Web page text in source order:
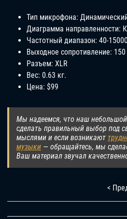
Тип микрофона:
Диаграмма направленности:
Частотный диапазон: 40-
Выходное сопротивление:
Разъем: XLR
Вес: 0.63 кг.
Цена: $99
Мы надеемся, что наш
сделать правильный выбор под
мыслями и если возникают
музыки — обращайтесь, мы
Ваш материал звучал
<